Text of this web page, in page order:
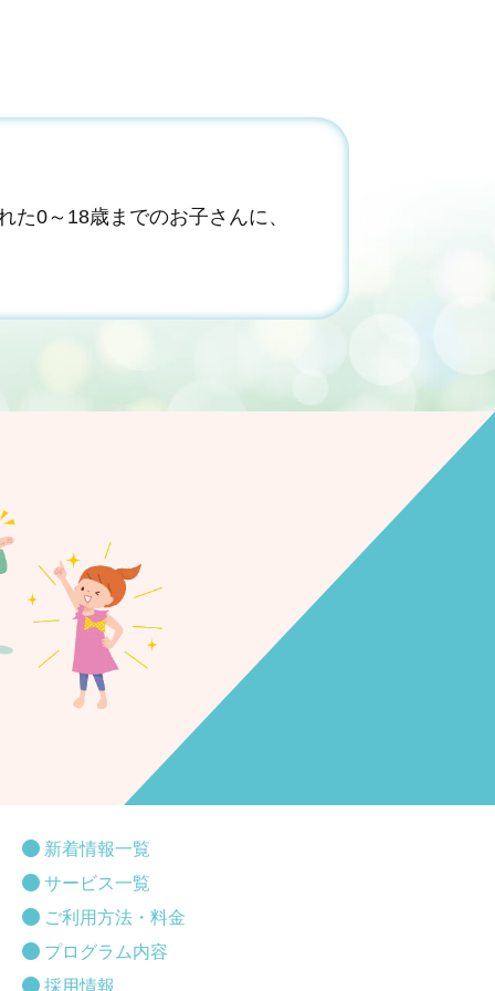
0～18歳までのお子さんに、
新着情報一覧
サービス一覧
ご利用方法・料金
プログラム内容
採用情報